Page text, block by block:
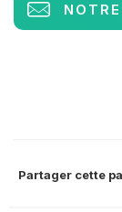
Partager cette